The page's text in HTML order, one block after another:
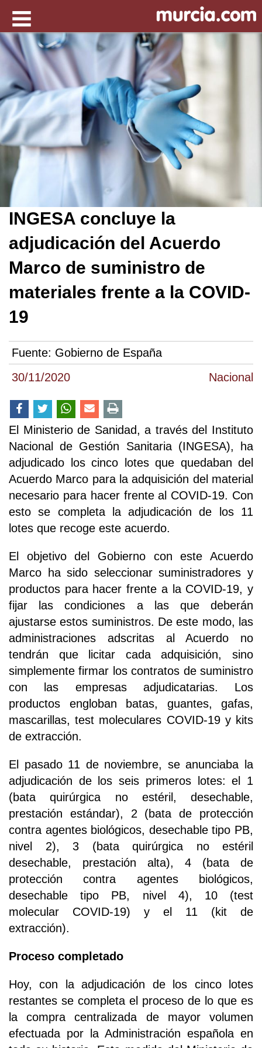
30/11/2020 Nacional
INGESA concluye la
adjudicación del Acuerdo
Marco de suministro de
materiales frente a la COVID-
19
Fuente: Gobierno de España
El Ministerio de Sanidad, a través del Instituto
Nacional de Gestión Sanitaria (INGESA), ha
adjudicado los cinco lotes que quedaban del
Acuerdo Marco para la adquisición del material
necesario para hacer frente al COVID-19. Con
esto se completa la adjudicación de los 11
lotes que recoge este acuerdo.
El objetivo del Gobierno con este Acuerdo
Marco ha sido seleccionar suministradores y
productos para hacer frente a la COVID-19, y
fijar las condiciones a las que deberán
ajustarse estos suministros. De este modo, las
administraciones adscritas al Acuerdo no
tendrán que licitar cada adquisición, sino
simplemente firmar los contratos de suministro
con las empresas adjudicatarias. Los
productos engloban batas, guantes, gafas,
mascarillas, test moleculares COVID-19 y kits
de extracción.
El pasado 11 de noviembre, se anunciaba la
adjudicación de los seis primeros lotes: el 1
(bata quirúrgica no estéril, desechable,
prestación estándar), 2 (bata de protección
contra agentes biológicos, desechable tipo PB,
nivel 2), 3 (bata quirúrgica no estéril
desechable, prestación alta), 4 (bata de
protección contra agentes biológicos,
desechable tipo PB, nivel 4), 10 (test
molecular COVID-19) y el 11 (kit de
extracción).
Proceso completado
Hoy, con la adjudicación de los cinco lotes
restantes se completa el proceso de lo que es
la compra centralizada de mayor volumen
efectuada por la Administración española en